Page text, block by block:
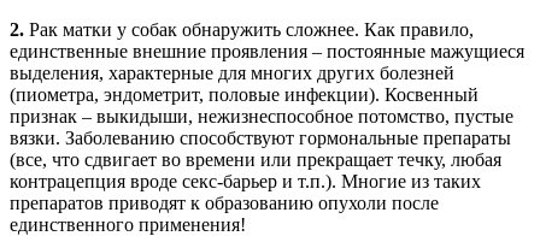
2. Рак матки у собак обнаружить сложнее. Как правило,
единственные внешние проявления – постоянные мажущиеся
выделения, характерные для многих других болезней
(пиометра, эндометрит, половые инфекции). Косвенный
признак – выкидыши, нежизнеспособное потомство, пустые
вязки. Заболеванию способствуют гормональные препараты
(все, что сдвигает во времени или прекращает течку, любая
контрацепция вроде секс-барьер и т.п.). Многие из таких
препаратов приводят к образованию опухоли после
единственного применения!